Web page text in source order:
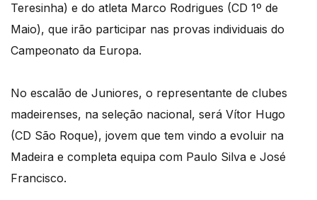
Teresinha) e do atleta Marco Rodrigues (CD 1º de
Maio), que irão participar nas provas individuais do
Campeonato da Europa.
No escalão de Juniores, o representante de clubes
madeirenses, na seleção nacional, será Vítor Hugo
(CD São Roque), jovem que tem vindo a evoluir na
Madeira e completa equipa com Paulo Silva e José
Francisco.